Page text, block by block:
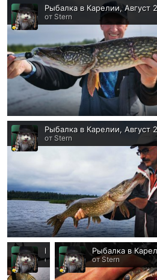
от Stern
Рыбалка в Карелии, Август
от Stern
от Stern от Stern